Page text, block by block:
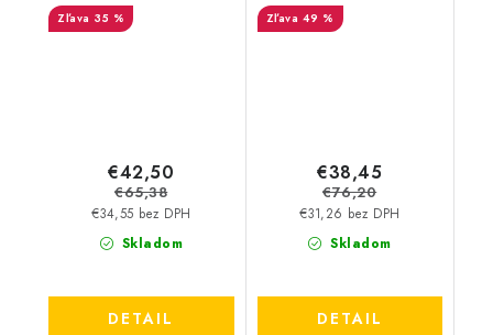
W - Výpredaj
35 %
Skladom
€34,55 bez DPH
€42,50
€65,38
DETAIL
čierne - výpredaj
49 %
Skladom
€31,26 bez DPH
€38,45
€76,20
DETAIL